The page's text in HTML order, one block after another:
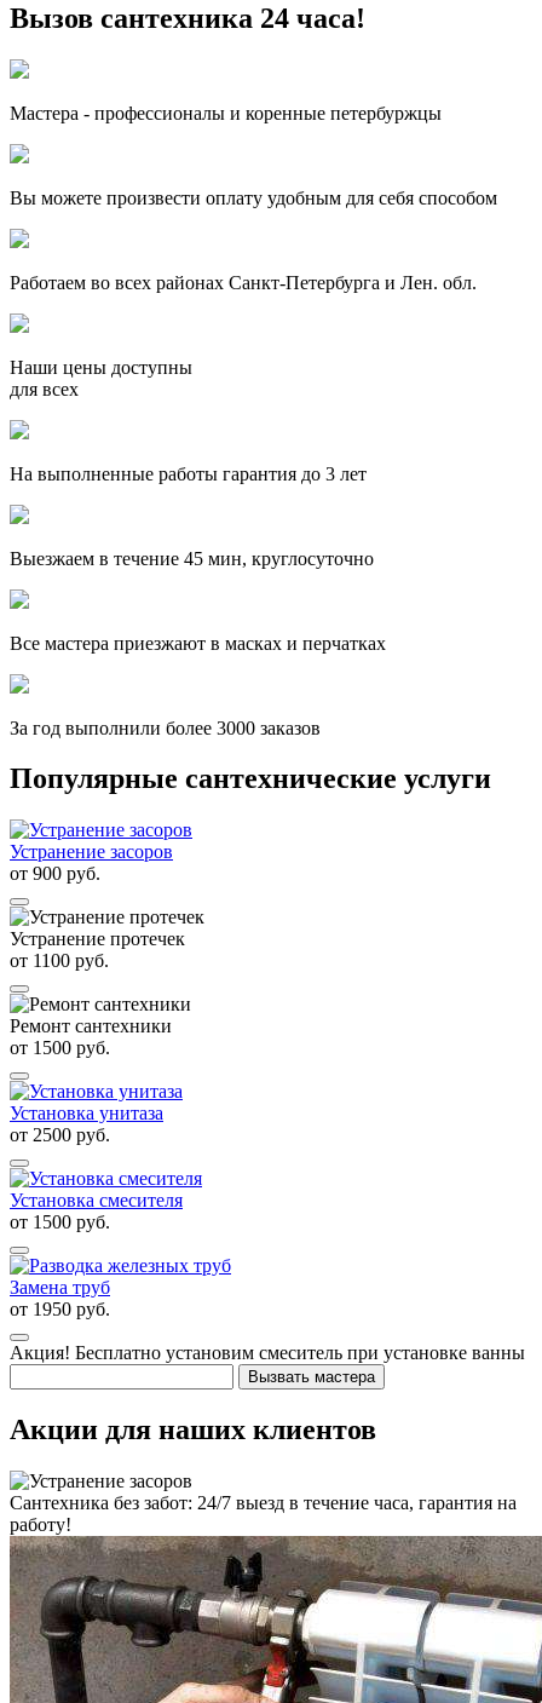
Вызов сантехника 24 часа!
Мастера - профессионалы и коренные петербуржцы
Вы можете произвести оплату удобным для себя способом
Работаем во всех районах Санкт-Петербурга и Лен. обл.
Наши цены доступны
для всех
На выполненные работы гарантия до 3 лет
Выезжаем в течение 45 мин, круглосуточно
Все мастера приезжают в масках и перчатках
За год выполнили более 3000 заказов
Популярные сантехнические услуги
Устранение засоров
от 900 руб.
Устранение протечек
от 1100 руб.
Ремонт сантехники
от 1500 руб.
Установка унитаза
от 2500 руб.
Установка смесителя
от 1500 руб.
Замена труб
от 1950 руб.
Акция! Бесплатно установим смеситель при установке ванны
Вызвать мастера
Акции для наших клиентов
Сантехника без забот: 24/7 выезд в течение часа, гарантия на
работу!